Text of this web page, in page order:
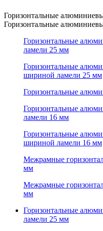
Горизонтальные
Горизонтальные
Горизонтальные
ламели 25 мм
Горизонтальные
шириной ламели 25 мм
Горизонтальные
Горизонтальные
ламели 16 мм
Горизонтальные
шириной ламели 16 мм
Межрамные
мм
Межрамные
мм
Горизонтальные
ламели 25 мм